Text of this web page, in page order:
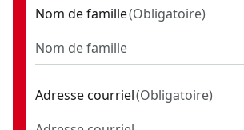
Nom de famille(Obligatoire)
Adresse courriel(Obligatoire)